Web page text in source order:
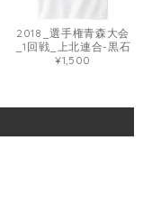
2018_選手権青森大会
_1回戦_上北連合-黒石
¥1,500